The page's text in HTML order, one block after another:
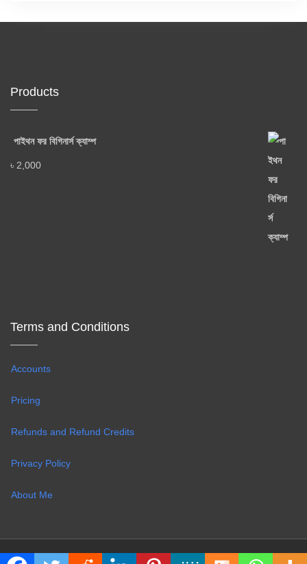
Products
পাইথন ফর বিগিনার্স ক্যাম্প
৳ 2,000
Terms and Conditions
Accounts
Pricing
Refunds and Refund Credits
Privacy Policy
About Me
Copyright © 2020 Munir Hasan